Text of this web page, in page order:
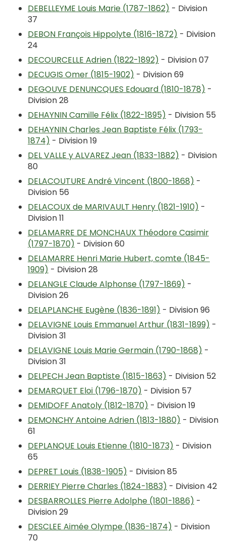
DEBELLEYME Louis Marie (1787-1862) - Division
37
DEBON François Hippolyte (1816-1872) - Division
24
DECOURCELLE Adrien (1822-1892) - Division 07
DECUGIS Omer (1815-1902) - Division 69
DEGOUVE DENUNCQUES Edouard (1810-1878) -
Division 28
DEHAYNIN Camille Félix (1822-1895) - Division 55
DEHAYNIN Charles Jean Baptiste Félix (1793-
1874) - Division 19
DEL VALLE y ALVAREZ Jean (1833-1882) - Division
80
DELACOUTURE André Vincent (1800-1868) -
Division 56
DELACOUX de MARIVAULT Henry (1821-1910) -
Division 11
DELAMARRE DE MONCHAUX Théodore Casimir
(1797-1870) - Division 60
DELAMARRE Henri Marie Hubert, comte (1845-
1909) - Division 28
DELANGLE Claude Alphonse (1797-1869) -
Division 26
DELAPLANCHE Eugène (1836-1891) - Division 96
DELAVIGNE Louis Emmanuel Arthur (1831-1899) -
Division 31
DELAVIGNE Louis Marie Germain (1790-1868) -
Division 31
DELPECH Jean Baptiste (1815-1863) - Division 52
DEMARQUET Eloi (1796-1870) - Division 57
DEMIDOFF Anatoly (1812-1870) - Division 19
DEMONCHY Antoine Adrien (1813-1880) - Division
61
DEPLANQUE Louis Etienne (1810-1873) - Division
65
DEPRET Louis (1838-1905) - Division 85
DERRIEY Pierre Charles (1824-1883) - Division 42
DESBARROLLES Pierre Adolphe (1801-1886) -
Division 29
DESCLEE Aimée Olympe (1836-1874) - Division
70